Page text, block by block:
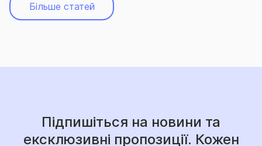
Більше статей
Підпишіться на новини та
ексклюзивні пропозиції. Кожен